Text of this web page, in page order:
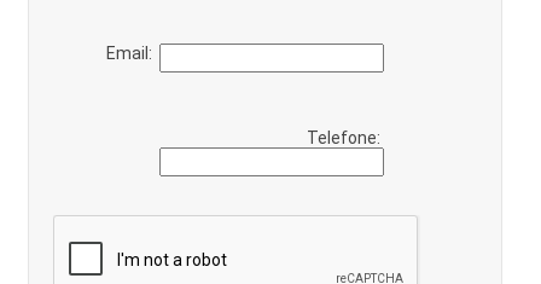
Email:
Telefone: